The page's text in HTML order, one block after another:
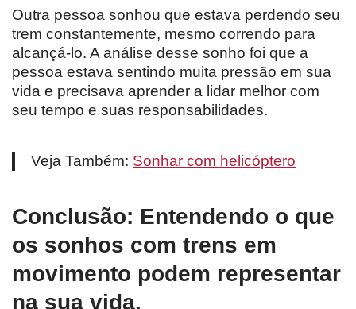
Outra pessoa sonhou que estava perdendo seu
trem constantemente, mesmo correndo para
alcançá-lo. A análise desse sonho foi que a
pessoa estava sentindo muita pressão em sua
vida e precisava aprender a lidar melhor com
seu tempo e suas responsabilidades.
Veja Também: Sonhar com helicóptero
Conclusão: Entendendo o que
os sonhos com trens em
movimento podem representar
na sua vida.